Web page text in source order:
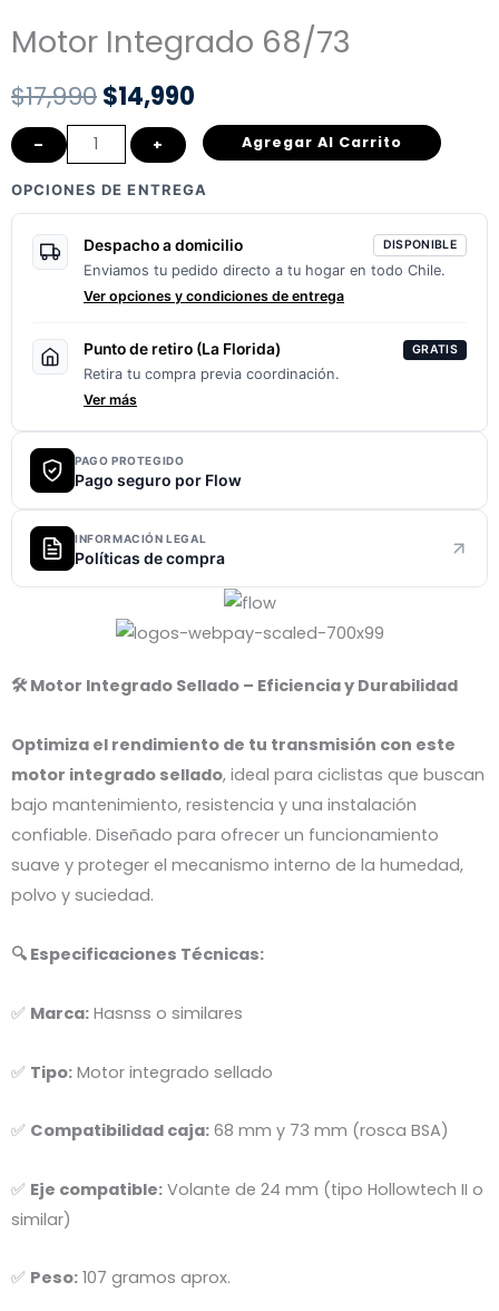
Motor Integrado 68/73
$17,990El
precio
original
$17,990.
$14,990
precio
actual
es:
$14,990.
Motor
Integrado
68/73
– + Agregar Al Carrito
OPCIONES DE ENTREGA
Despacho a domicilio DISPONIBLE
Enviamos tu pedido directo a tu hogar en todo Chile.
Ver opciones y condiciones de entrega
Punto de retiro (La Florida) GRATIS
Retira tu compra previa coordinación.
Ver más
PAGO PROTEGIDO
Pago seguro por Flow
INFORMACIÓN LEGAL
Políticas de compra
🛠️ Motor Integrado Sellado – Eficiencia y Durabilidad
Optimiza el rendimiento de tu transmisión con este
motor integrado sellado, ideal para ciclistas que buscan
bajo mantenimiento, resistencia y una instalación
confiable. Diseñado para ofrecer un funcionamiento
suave y proteger el mecanismo interno de la humedad,
polvo y suciedad.
🔍 Especificaciones Técnicas:
✅ Marca: Hasnss o similares
✅ Tipo: Motor integrado sellado
✅ Compatibilidad caja: 68 mm y 73 mm (rosca BSA)
✅ Eje compatible: Volante de 24 mm (tipo Hollowtech II o
similar)
✅ Peso: 107 gramos aprox.